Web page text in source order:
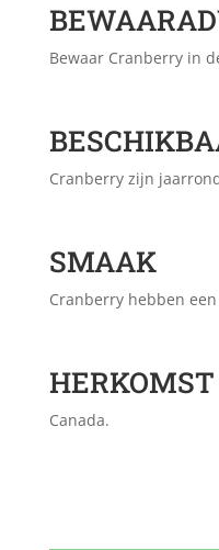
Bewaar Cranberry in
Cranberry zijn
SMAAK
Cranberry hebben
HERKOMST
Canada.